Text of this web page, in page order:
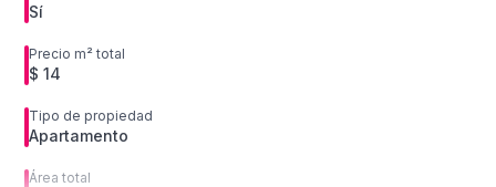
Sí
Precio m² total
$ 14
Tipo de propiedad
Apartamento
Área total